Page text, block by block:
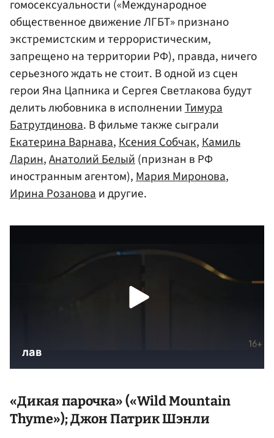
гомосексуальности («Международное
общественное движение ЛГБТ» признано
экстремистским и террористическим,
запрещено на территории РФ), правда, ничего
серьезного ждать не стоит. В одной из сцен
герои Яна Цапника и Сергея Светлакова будут
делить любовника в исполненииТимура
Батрутдинова. В фильме также сыграли
Екатерина Варнава,Ксения Собчак,Камиль
Ларин,Анатолий Белый(признан в РФ
иностранным агентом),Мария Миронова,
Ирина Розановаи другие.
«Дикая парочка» («Wild Mountain
Thyme»); Джон Патрик Шэнли